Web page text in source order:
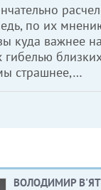
по их
куда важнее
гибелью
страшнее,…
ВОЛОДИМИР